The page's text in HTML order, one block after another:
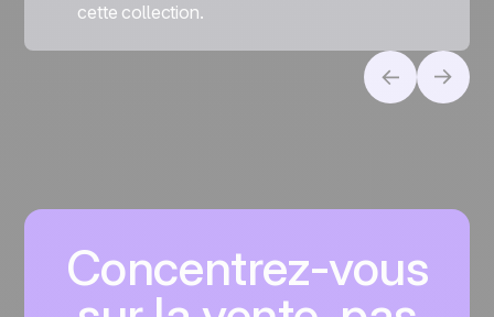
cette collection.
Concentrez-vous